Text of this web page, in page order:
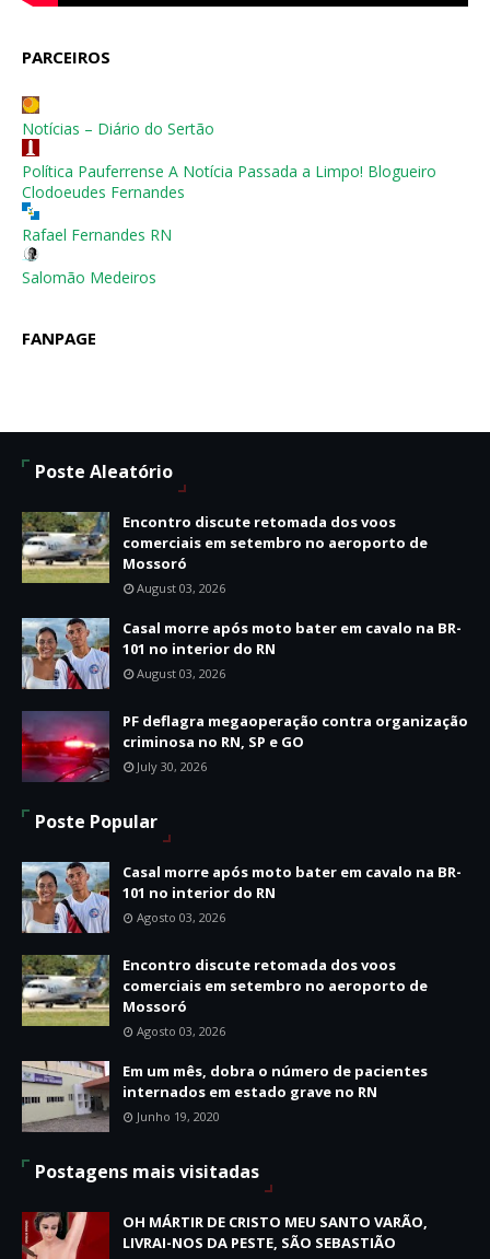
PARCEIROS
Notícias – Diário do Sertão
Política Pauferrense A Notícia Passada a Limpo! Blogueiro
Clodoeudes Fernandes
Rafael Fernandes RN
Salomão Medeiros
FANPAGE
Poste Aleatório
Encontro discute retomada dos voos
comerciais em setembro no aeroporto de
Mossoró
August 03, 2026
Casal morre após moto bater em cavalo na BR-
101 no interior do RN
August 03, 2026
PF deflagra megaoperação contra organização
criminosa no RN, SP e GO
July 30, 2026
Poste Popular
Casal morre após moto bater em cavalo na BR-
101 no interior do RN
Agosto 03, 2026
Encontro discute retomada dos voos
comerciais em setembro no aeroporto de
Mossoró
Agosto 03, 2026
Em um mês, dobra o número de pacientes
internados em estado grave no RN
Junho 19, 2020
Postagens mais visitadas
OH MÁRTIR DE CRISTO MEU SANTO VARÃO,
LIVRAI-NOS DA PESTE, SÃO SEBASTIÃO